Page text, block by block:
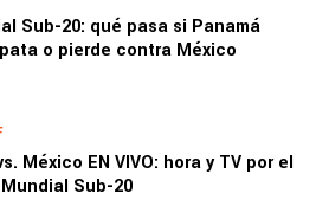
Sub-20: qué pasa si Panamá
o pierde contra México
México EN VIVO: hora y TV por el
Sub-20